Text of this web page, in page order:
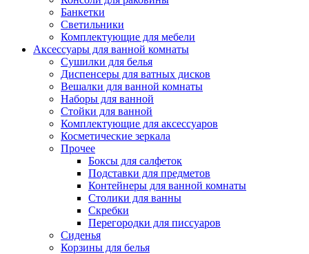
Банкетки
Светильники
Комплектующие для мебели
Аксессуары для ванной комнаты
Сушилки для белья
Диспенсеры для ватных дисков
Вешалки для ванной комнаты
Наборы для ванной
Стойки для ванной
Комплектующие для аксессуаров
Косметические зеркала
Прочее
Боксы для салфеток
Подставки для предметов
Контейнеры для ванной комнаты
Столики для ванны
Скребки
Перегородки для писсуаров
Сиденья
Корзины для белья